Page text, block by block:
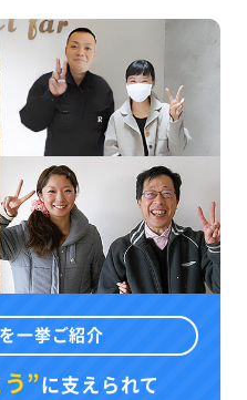
一挙ご紹介
”に支えられて